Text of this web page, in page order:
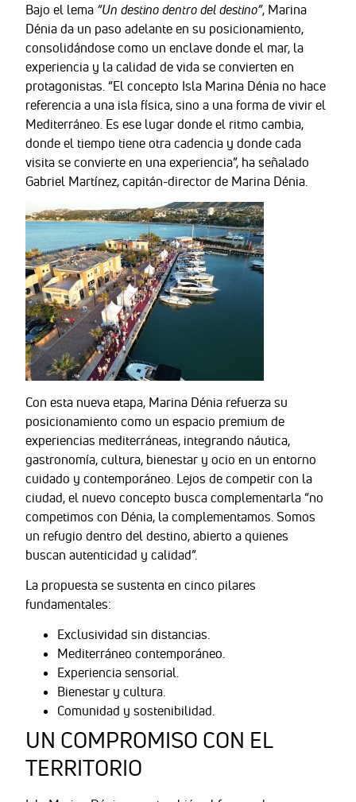
Bajo el lema “Un destino dentro del destino”, Marina
Dénia da un paso adelante en su posicionamiento,
consolidándose como un enclave donde el mar, la
experiencia y la calidad de vida se convierten en
protagonistas. “El concepto Isla Marina Dénia no hace
referencia a una isla física, sino a una forma de vivir el
Mediterráneo. Es ese lugar donde el ritmo cambia,
donde el tiempo tiene otra cadencia y donde cada
visita se convierte en una experiencia”, ha señalado
Gabriel Martínez, capitán-director de Marina Dénia.
Con esta nueva etapa, Marina Dénia refuerza su
posicionamiento como un espacio premium de
experiencias mediterráneas, integrando náutica,
gastronomía, cultura, bienestar y ocio en un entorno
cuidado y contemporáneo. Lejos de competir con la
ciudad, el nuevo concepto busca complementarla “no
competimos con Dénia, la complementamos. Somos
un refugio dentro del destino, abierto a quienes
buscan autenticidad y calidad”.
La propuesta se sustenta en cinco pilares
fundamentales:
Exclusividad sin distancias.
Mediterráneo contemporáneo.
Experiencia sensorial.
Bienestar y cultura.
Comunidad y sostenibilidad.
UN COMPROMISO CON EL
TERRITORIO